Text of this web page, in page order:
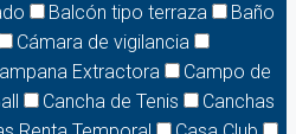
Balcón tipo terraza
Baño
Cámara de vigilancia
Extractora
Campo de
Cancha de Tenis
Canchas